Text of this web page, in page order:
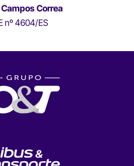
Correa
nº 4604/ES